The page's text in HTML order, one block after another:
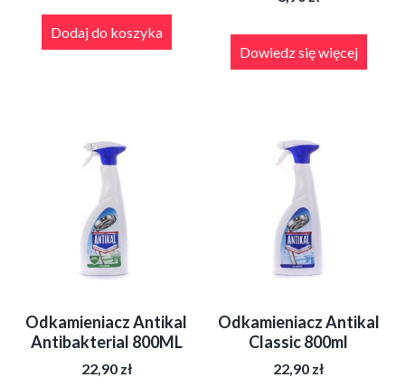
Dodaj do koszyka
Dowiedz się więcej
Odkamieniacz Antikal
Antibakterial 800ML
22,90 zł
Odkamieniacz Antikal
Classic 800ml
22,90 zł